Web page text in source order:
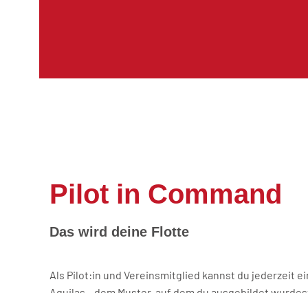
Pilot in Command
Das wird deine Flotte
Als Pilot:in und Vereinsmitglied kannst du jederzeit